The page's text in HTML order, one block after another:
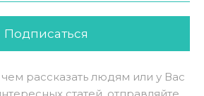
Подписаться
рассказать людям или у Вас